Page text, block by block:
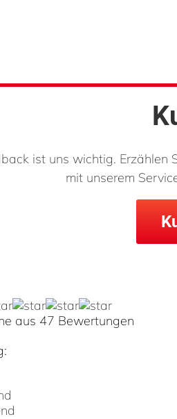
ist uns wichtig. Erzählen
mit unserem
aus 47 Bewertungen